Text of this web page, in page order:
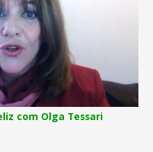
com Olga Tessari